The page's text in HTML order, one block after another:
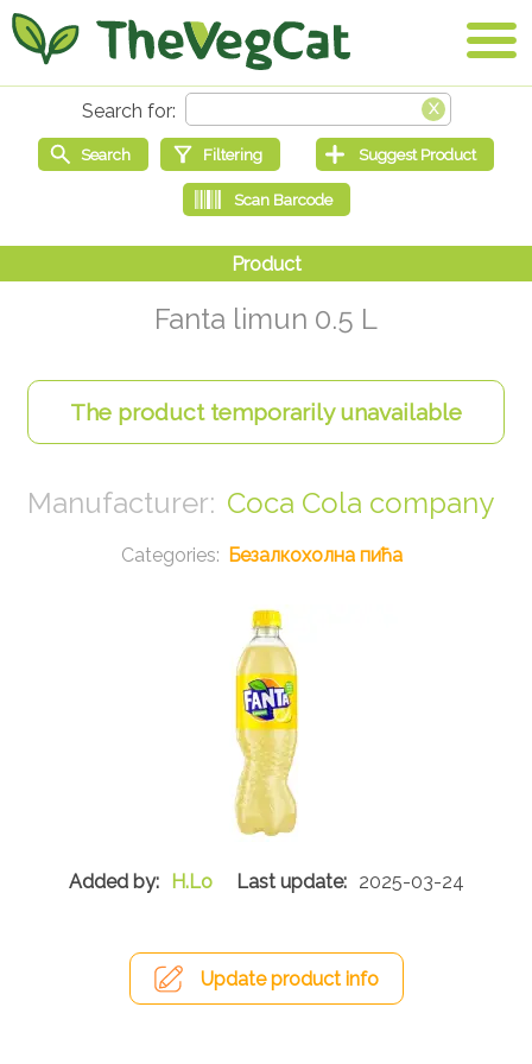
Fanta limun 0.5 L
Coca Cola company
Безалкохолна пића
H.Lo 2025-03-24
Update product info